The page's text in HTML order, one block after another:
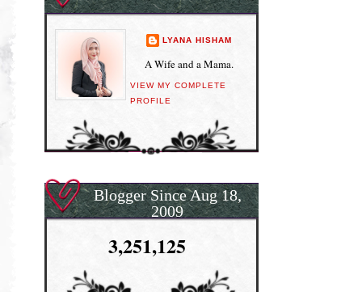
LYANA HISHAM
A Wife and a Mama.
VIEW MY COMPLETE
PROFILE
Blogger Since Aug 18,
2009
3,251,125